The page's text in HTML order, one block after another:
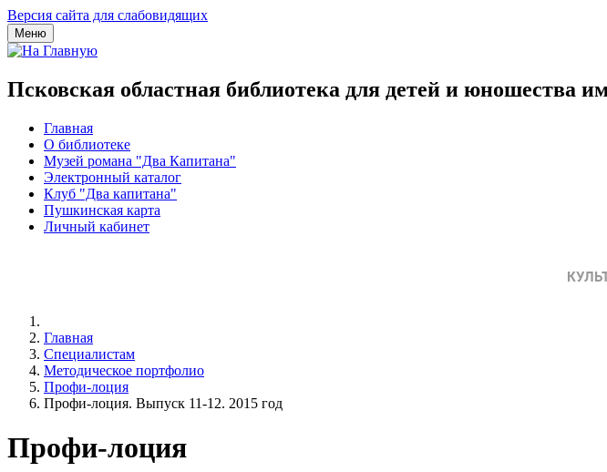
Версия сайта для слабовидящих
Меню
Псковская областная библиотека для детей и юношества
Главная
О библиотеке
Музей романа "Два Капитана"
Электронный каталог
Клуб "Два капитана"
Пушкинская карта
Личный кабинет
Главная
Специалистам
Методическое портфолио
Профи-лоция
Профи-лоция. Выпуск 11-12. 2015 год
Профи-лоция